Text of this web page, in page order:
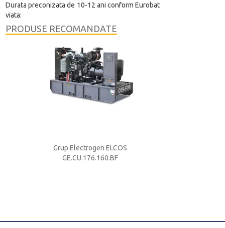
Durata preconizata de
viata:
10-12 ani conform Eurobat
PRODUSE RECOMANDATE
Grup Electrogen ELCOS
GE.CU.176.160.BF